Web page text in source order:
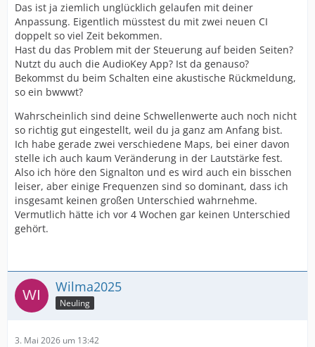
Da ich aktuell den SONNET 2 trage – wäre es möglich,
bei einer zweiten Implantation beidseitig auf den
SONNET 3 umzusteigen, sodass ich auf beiden Seiten
denselben Prozessor nutze?
Vielen Dank schon einmal für eure Erfahrungen und
Viele Grüße
Das ist ja ziemlich unglücklich gelaufen mit deiner
Anpassung. Eigentlich müsstest du mit zwei neuen CI
doppelt so viel Zeit bekommen.
Hast du das Problem mit der Steuerung auf beiden Seiten?
Nutzt du auch die AudioKey App? Ist da genauso?
Bekommst du beim Schalten eine akustische Rückmeldung,
so ein bwwwt?
Wahrscheinlich sind deine Schwellenwerte auch noch nicht
so richtig gut eingestellt, weil du ja ganz am Anfang bist.
Ich habe gerade zwei verschiedene Maps, bei einer davon
stelle ich auch kaum Veränderung in der Lautstärke fest.
Also ich höre den Signalton und es wird auch ein bisschen
leiser, aber einige Frequenzen sind so dominant, dass ich
insgesamt keinen großen Unterschied wahrnehme.
Vermutlich hätte ich vor 4 Wochen gar keinen Unterschied
gehört.
Wilma2025
Neuling
3. Mai 2026 um 13:42